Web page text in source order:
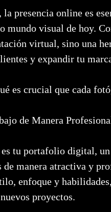
presencia online es
mundo visual de hoy.
virtual, sino una
y expandir tu
es crucial que cada
de Manera
tu portafolio digital,
de manera atractiva y
enfoque y
proyectos.